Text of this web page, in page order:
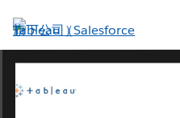
至
主